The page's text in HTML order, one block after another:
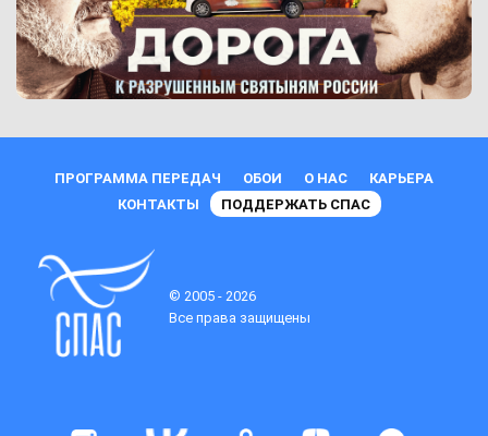
ПРОГРАММА ПЕРЕДАЧ ОБОИ О НАС
КАРЬЕРА
КОНТАКТЫ
ПОДДЕРЖАТЬ СПАС
© 2005 - 2026
Все права защищены